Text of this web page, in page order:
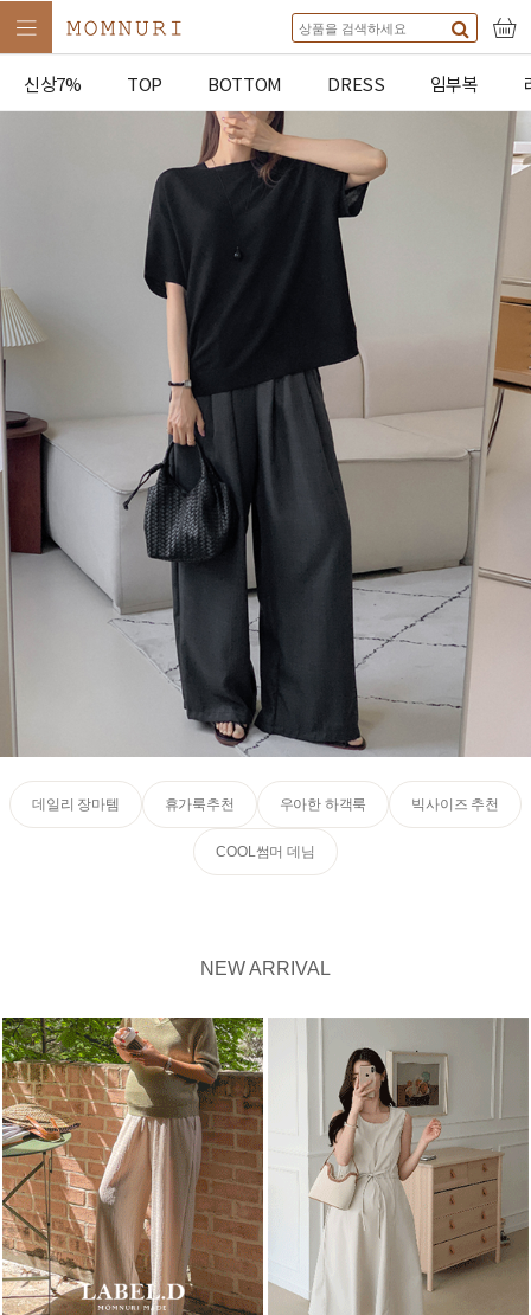
신상7% TOP BOTTOM DRESS 임부복
데일리 장마템 휴가룩추천 우아한 하객룩 빅사이즈 추천
COOL썸머 데님
NEW ARRIVAL